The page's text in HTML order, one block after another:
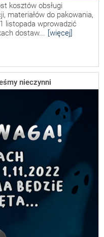
kosztów obsługi
materiałów do pakowania,
listopada wprowadzić
dostaw... [więcej]
nieczynni